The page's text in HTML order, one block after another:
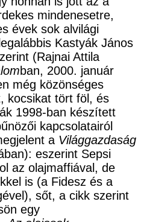
mindenesetre,
évek sok alvilági
Kastyák János
(Rajnai Attila
ban, 2000. január
még közönséges
kocsikat tört föl, és
1998-ban készített
kapcsolatairól
a Világgazdaság
eszerint Sepsi
az olajmaffiával, de
is (a Fidesz és a
sőt, a cikk szerint
egy